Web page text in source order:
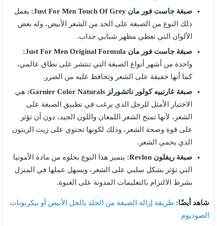
صبغة جاست فور مان Just For Men Touch Of Grey:
يعمل
ذلك النوع من الصبغة على الحد من الشعر الأبيض، وله بعض
الألوان التي تعطي مظهر شبابي جذاب.
صبغة جاست فور مان Just For Men Original Formula:
واحدة من أشهر أنواع الصبغة التي تنتشر على نطاق عالمي،
كما أنها خفيفة على الشعر وتحافظ عليه من الضرر.
صبغة غارنييه كولور ناتشورلز Garnier Color Naturals:
هي
الاختيار الأمثل للرجل الذي يرغب في تطبيق الصبغة على
الشعر، لأنها تمنح الشعر اللمعان واللون الجيد، دون أن تؤثر
على قوة وصحة الشعر، وذلك لكونها تحتوي على زيت الزيتون
الذي يحمي الشعر.
صبغة ريفلون Revlon:
يتميز هذا النوع بخلوه من مادة الأمونيا
التي تؤثر بشكل سلبي على الشعر، ويسهل عملها في المنزل
بشرط الالتزام بالتعليمات المدونة على العبوة.
شاهد أيضًا: طريقة إزالة الصبغة من الجلد بالخل الأبيض أو بيكربونات
الصوديوم